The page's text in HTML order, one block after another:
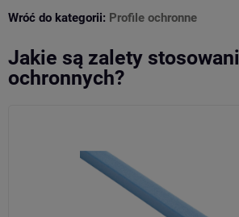
Wróć do kategorii: Profile ochronne
Jakie są zalety
ochronnych?